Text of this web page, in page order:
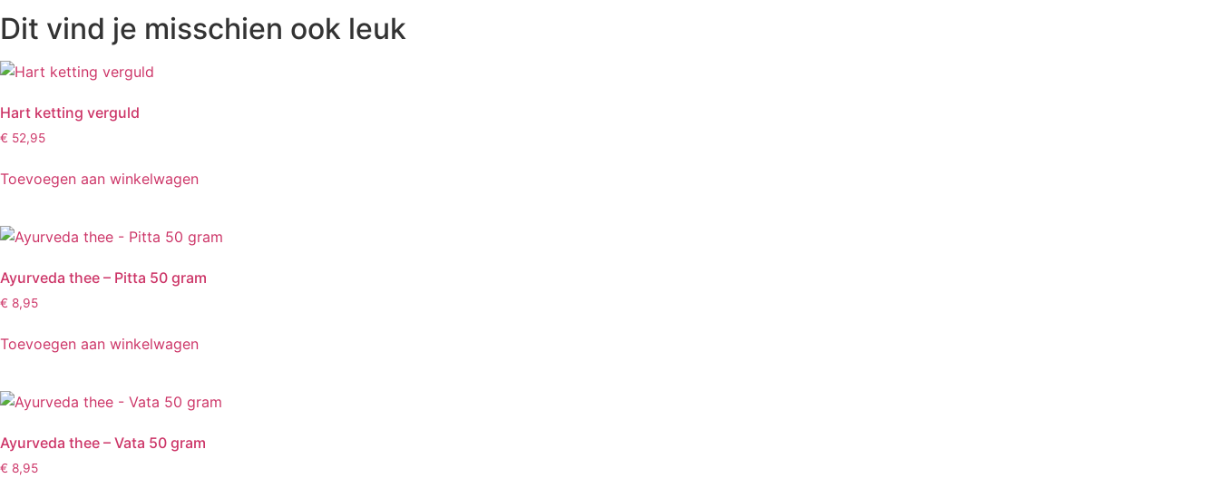
Dit vind je misschien ook leuk
Hart ketting verguld
€ 52,95
Toevoegen aan winkelwagen
Ayurveda thee – Pitta 50 gram
€ 8,95
Toevoegen aan winkelwagen
Ayurveda thee – Vata 50 gram
€ 8,95